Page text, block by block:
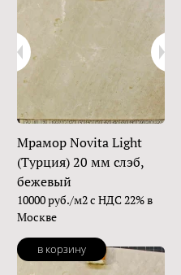
Мрамор Novita Light
(Турция) 20 мм слэб,
бежевый
10000 руб./м2 с НДС 22% в
Москве
в корзину